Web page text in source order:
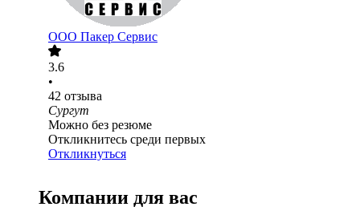
ООО Пакер Сервис
3.6
•
42 отзыва
Сургут
Можно без резюме
Откликнитесь среди первых
Откликнуться
Компании для вас